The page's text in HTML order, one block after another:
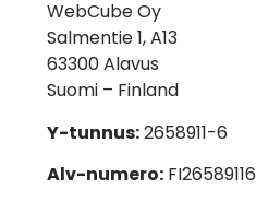
WebCube Oy
Salmentie 1, A13
63300 Alavus
Suomi – Finland
Y-tunnus:2658911-6
Alv-numero:FI26589116